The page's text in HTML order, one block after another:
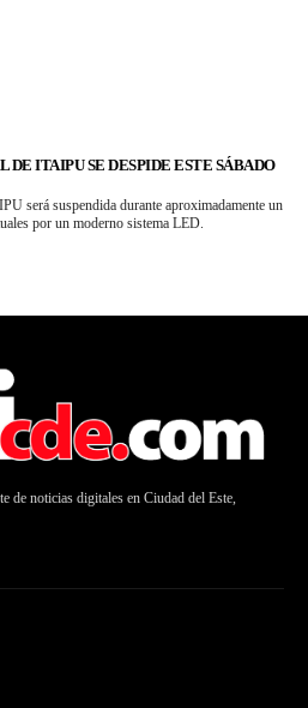
ITAIPU SE DESPIDE ESTE SÁBADO
será suspendida durante aproximadamente un
por un moderno sistema LED.
de noticias digitales en Ciudad del Este,